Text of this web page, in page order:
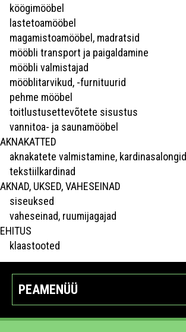
köögimööbel
lastetoamööbel
magamistoamööbel, madratsid
mööbli transport ja paigaldamine
mööbli valmistajad
mööblitarvikud, -furnituurid
pehme mööbel
toitlustusettevõtete sisustus
vannitoa- ja saunamööbel
AKNAKATTED
aknakatete valmistamine, kardinasalongid
tekstiilkardinad
AKNAD, UKSED, VAHESEINAD
siseuksed
vaheseinad, ruumijagajad
EHITUS
klaastooted
PEAMENÜÜ